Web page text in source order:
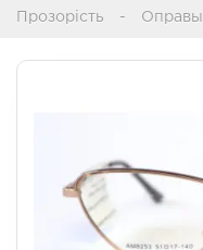
Прозорість Оправы